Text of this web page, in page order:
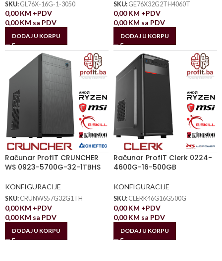
SKU: GL76X-16G-1-3050
0,00KM +PDV
0,00KM sa PDV
DODAJ U KORPU
SKU: GE76X32G2TH4060T
0,00KM +PDV
0,00KM sa PDV
DODAJ U KORPU
Računar ProfIT CRUNCHER
WS 0923-5700G-32-1TBHS
KONFIGURACIJE
SKU: CRUNWS57G32G1TH
0,00KM +PDV
0,00KM sa PDV
DODAJ U KORPU
Računar ProfIT Clerk 0224-
4600G-16-500GB
KONFIGURACIJE
SKU: CLERK46G16G500G
0,00KM +PDV
0,00KM sa PDV
DODAJ U KORPU